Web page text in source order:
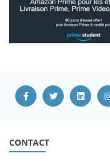
CONTACT